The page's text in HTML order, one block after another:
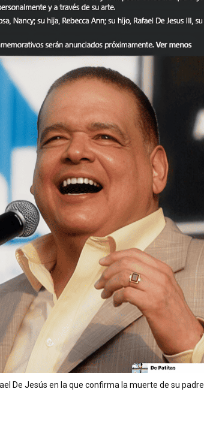
De Jesús en la que confirma la muerte de su padre